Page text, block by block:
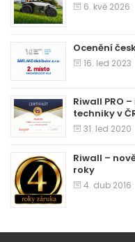
6. kvě 2026
Ocenění
16. led 2023
Riwall PRO
techniky v
31. led 2020
Riwall –
roky
4. dub 2016